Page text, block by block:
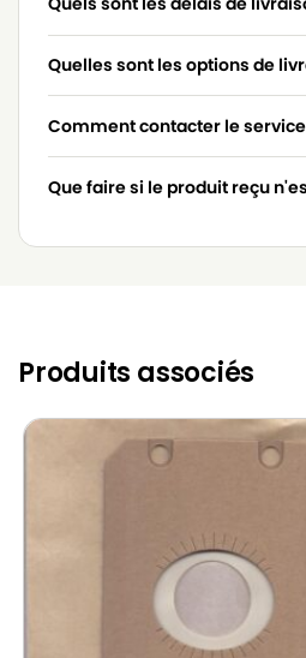
Quelles sont les options de
Comment contacter le
Que faire si le produit reçu
Produits associés